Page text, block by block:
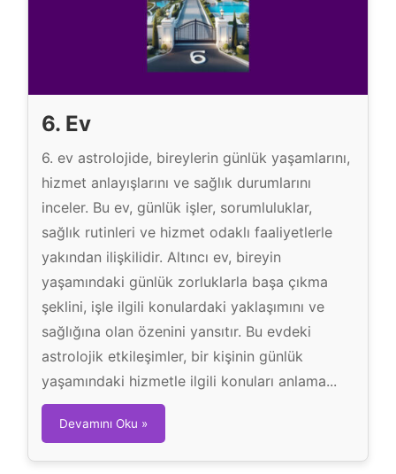
B
u
r
c
u
6. Ev
6. ev astrolojide, bireylerin günlük yaşamlarını,
hizmet anlayışlarını ve sağlık durumlarını
inceler. Bu ev, günlük işler, sorumluluklar,
sağlık rutinleri ve hizmet odaklı faaliyetlerle
yakından ilişkilidir. Altıncı ev, bireyin
yaşamındaki günlük zorluklarla başa çıkma
şeklini, işle ilgili konulardaki yaklaşımını ve
sağlığına olan özenini yansıtır. Bu evdeki
astrolojik etkileşimler, bir kişinin günlük
yaşamındaki hizmetle ilgili konuları anlama...
Devamını Oku »6
.
E